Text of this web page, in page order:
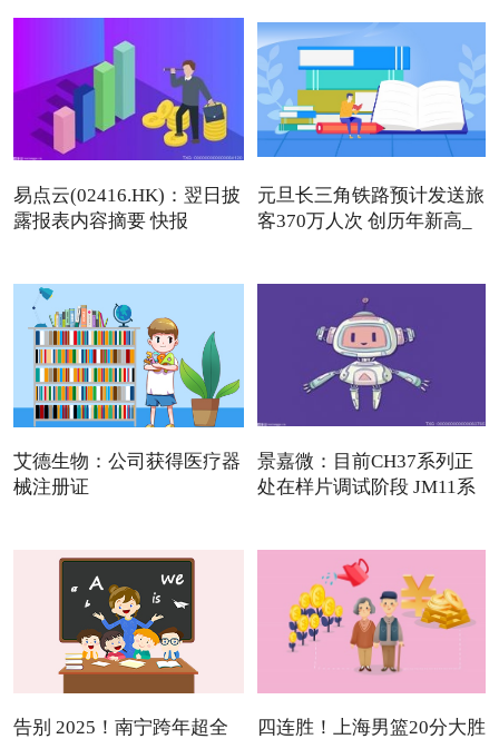
易点云(02416.HK)：翌日披
露报表内容摘要 快报
元旦长三角铁路预计发送旅
客370万人次 创历年新高_
艾德生物：公司获得医疗器
械注册证
景嘉微：目前CH37系列正
处在样片调试阶段 JM11系
告别 2025！南宁跨年超全
四连胜！上海男篮20分大胜